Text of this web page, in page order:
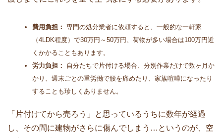
費用負担： 専門の処分業者に依頼すると、一般的な一軒家
（4LDK程度）で30万円～50万円、荷物が多い場合は100万円近
くかかることもあります。
労力負担：
自分たちで片付ける場合、分別作業だけで数ヶ月か
かり、週末ごとの重労働で腰を痛めたり、家族喧嘩になったり
することも珍しくありません。
「片付けてから売ろう」と思っているうちに数年が経過
し、その間に建物がさらに傷んでしまう…というのが、空